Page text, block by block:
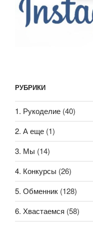
РУБРИКИ
1. Рукоделие (40)
2. А еще (1)
3. Мы (14)
4. Конкурсы (26)
5. Обменник (128)
6. Хвастаемся (58)